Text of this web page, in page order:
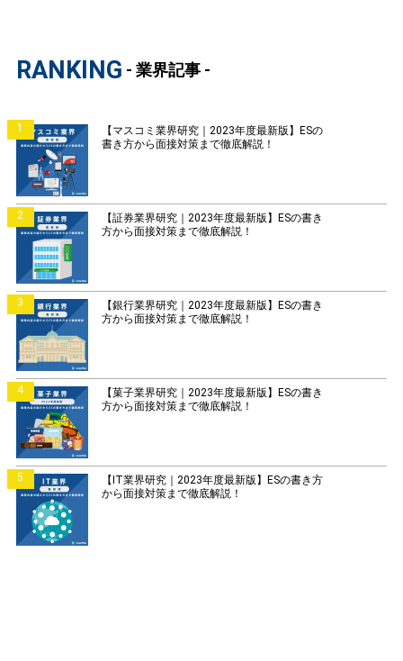
RANKING - 業界記事 -
1
【マスコミ業界研究｜2023年度最新版】ESの
書き方から面接対策まで徹底解説！
2
【証券業界研究｜2023年度最新版】ESの書き
方から面接対策まで徹底解説！
3
【銀行業界研究｜2023年度最新版】ESの書き
方から面接対策まで徹底解説！
4
【菓子業界研究｜2023年度最新版】ESの書き
方から面接対策まで徹底解説！
5
【IT業界研究｜2023年度最新版】ESの書き方
から面接対策まで徹底解説！